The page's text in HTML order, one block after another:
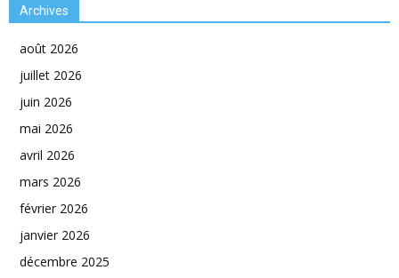
Archives
août 2026
juillet 2026
juin 2026
mai 2026
avril 2026
mars 2026
février 2026
janvier 2026
décembre 2025